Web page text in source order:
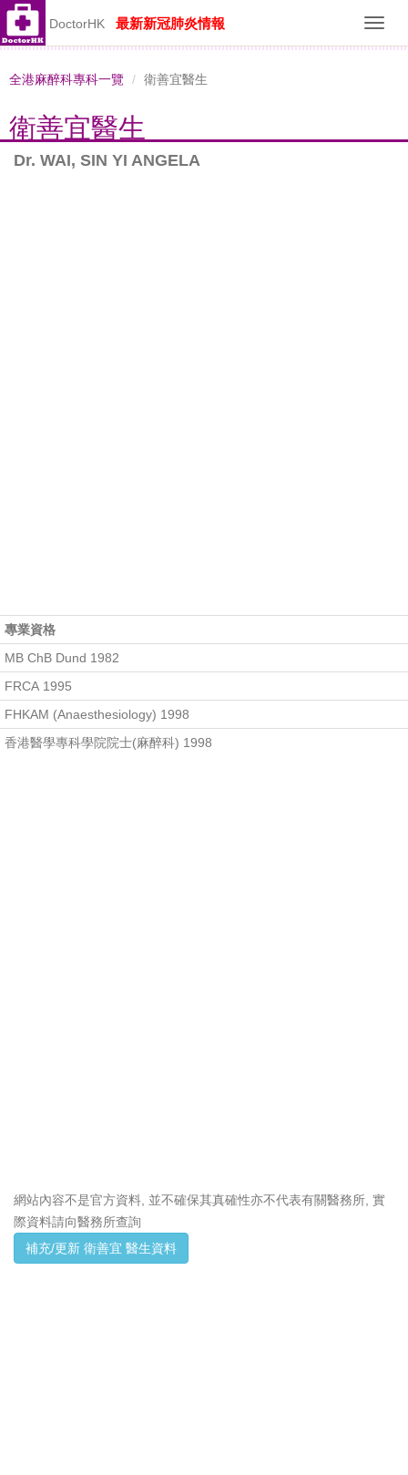
DoctorHK 最新新冠肺炎情報
全港麻醉科專科一覽 衛善宜醫生
衛善宜醫生
Dr. WAI, SIN YI ANGELA
專業資格
MB ChB Dund 1982
FRCA 1995
FHKAM (Anaesthesiology) 1998
香港醫學專科學院院士(麻醉科) 1998
網站內容不是官方資料, 並不確保其真確性亦不代表有關醫務所, 實
際資料請向醫務所查詢
補充/更新 衛善宜 醫生資料